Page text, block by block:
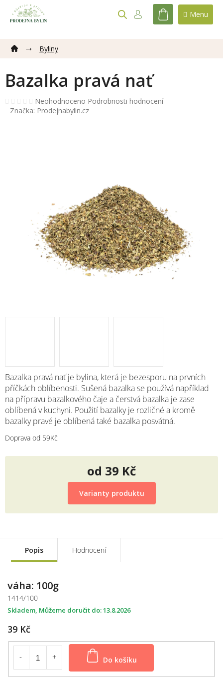
obsah
NÁKUPNÍ
Byliny
Bazalka pravá nať
Průměrné
hodnocení
Neohodnoceno Podrobnosti hodnocení
Značka: Prodejnabylin.cz
Bazalka pravá nať je bylina, která je bezesporu na prvních
příčkách oblíbenosti. Sušená bazalka se používá například
na přípravu bazalkového čaje a čerstvá bazalka je zase
oblíbená v kuchyni. Použití bazalky je rozličné a kromě
bazalky pravé je oblíbená také bazalka posvátná.
Doprava od 59Kč
od 39 Kč
Měrná
cena:
Varianty produktu
Popis Hodnocení
váha: 100g
1414/100
39 Kč
Do košíku
Skladem 13.8.2026